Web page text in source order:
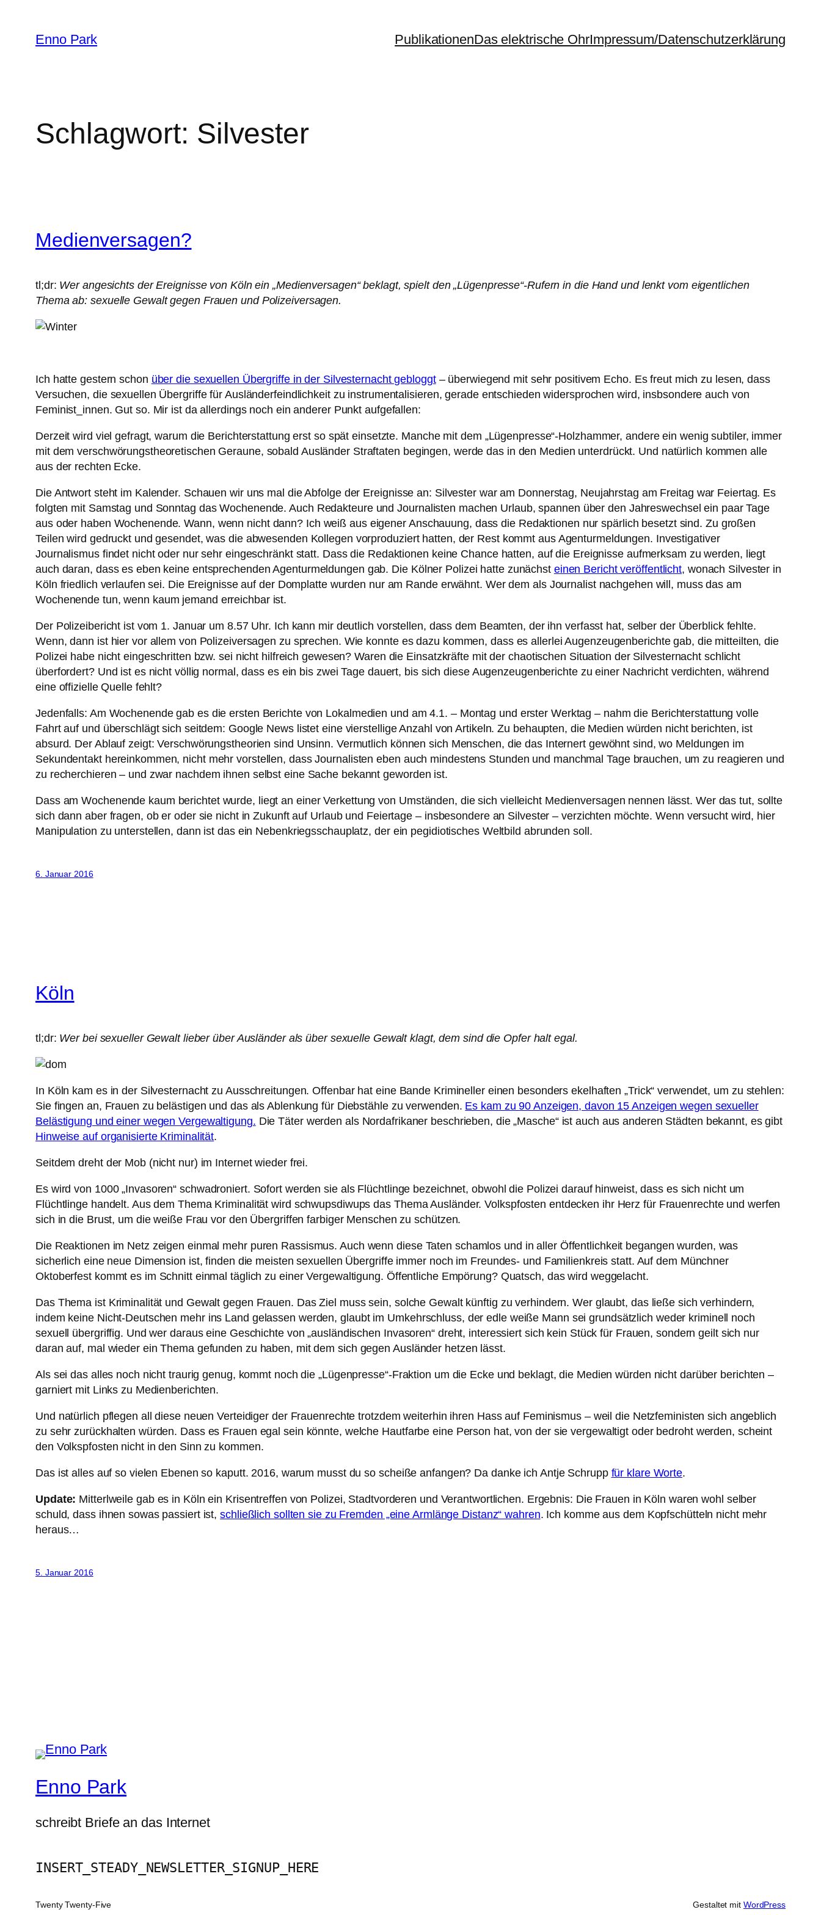
Inhalt
springen
Enno Park PublikationenDas elektrische OhrImpressum/Datenschutzerklärung
Schlagwort: Silvester
Medienversagen?
tl;dr: Wer angesichts der Ereignisse von Köln ein „Medienversagen“ beklagt, spielt den „Lügenpresse“-Rufern in die Hand und lenkt vom eigentlichen
Thema ab: sexuelle Gewalt gegen Frauen und Polizeiversagen.
Ich hatte gestern schon über die sexuellen Übergriffe in der Silvesternacht gebloggt– überwiegend mit sehr positivem Echo. Es freut mich zu lesen, dass
Versuchen, die sexuellen Übergriffe für Ausländerfeindlichkeit zu instrumentalisieren, gerade entschieden widersprochen wird, insbsondere auch von
Feminist_innen. Gut so. Mir ist da allerdings noch ein anderer Punkt aufgefallen:
Derzeit wird viel gefragt, warum die Berichterstattung erst so spät einsetzte. Manche mit dem „Lügenpresse“-Holzhammer, andere ein wenig subtiler, immer
mit dem verschwörungstheoretischen Geraune, sobald Ausländer Straftaten begingen, werde das in den Medien unterdrückt. Und natürlich kommen alle
aus der rechten Ecke.
Die Antwort steht im Kalender. Schauen wir uns mal die Abfolge der Ereignisse an: Silvester war am Donnerstag, Neujahrstag am Freitag war Feiertag. Es
folgten mit Samstag und Sonntag das Wochenende. Auch Redakteure und Journalisten machen Urlaub, spannen über den Jahreswechsel ein paar Tage
aus oder haben Wochenende. Wann, wenn nicht dann? Ich weiß aus eigener Anschauung, dass die Redaktionen nur spärlich besetzt sind. Zu großen
Teilen wird gedruckt und gesendet, was die abwesenden Kollegen vorproduziert hatten, der Rest kommt aus Agenturmeldungen. Investigativer
Journalismus findet nicht oder nur sehr eingeschränkt statt. Dass die Redaktionen keine Chance hatten, auf die Ereignisse aufmerksam zu werden, liegt
auch daran, dass es eben keine entsprechenden Agenturmeldungen gab. Die Kölner Polizei hatte zunächst einen Bericht veröffentlicht, wonach Silvester in
Köln friedlich verlaufen sei. Die Ereignisse auf der Domplatte wurden nur am Rande erwähnt. Wer dem als Journalist nachgehen will, muss das am
Wochenende tun, wenn kaum jemand erreichbar ist.
Der Polizeibericht ist vom 1. Januar um 8.57 Uhr. Ich kann mir deutlich vorstellen, dass dem Beamten, der ihn verfasst hat, selber der Überblick fehlte.
Wenn, dann ist hier vor allem von Polizeiversagen zu sprechen. Wie konnte es dazu kommen, dass es allerlei Augenzeugenberichte gab, die mitteilten, die
Polizei habe nicht eingeschritten bzw. sei nicht hilfreich gewesen? Waren die Einsatzkräfte mit der chaotischen Situation der Silvesternacht schlicht
überfordert? Und ist es nicht völlig normal, dass es ein bis zwei Tage dauert, bis sich diese Augenzeugenberichte zu einer Nachricht verdichten, während
eine offizielle Quelle fehlt?
Jedenfalls: Am Wochenende gab es die ersten Berichte von Lokalmedien und am 4.1. – Montag und erster Werktag – nahm die Berichterstattung volle
Fahrt auf und überschlägt sich seitdem: Google News listet eine vierstellige Anzahl von Artikeln. Zu behaupten, die Medien würden nicht berichten, ist
absurd. Der Ablauf zeigt: Verschwörungstheorien sind Unsinn. Vermutlich können sich Menschen, die das Internert gewöhnt sind, wo Meldungen im
Sekundentakt hereinkommen, nicht mehr vorstellen, dass Journalisten eben auch mindestens Stunden und manchmal Tage brauchen, um zu reagieren und
zu recherchieren – und zwar nachdem ihnen selbst eine Sache bekannt geworden ist.
Dass am Wochenende kaum berichtet wurde, liegt an einer Verkettung von Umständen, die sich vielleicht Medienversagen nennen lässt. Wer das tut, sollte
sich dann aber fragen, ob er oder sie nicht in Zukunft auf Urlaub und Feiertage – insbesondere an Silvester – verzichten möchte. Wenn versucht wird, hier
Manipulation zu unterstellen, dann ist das ein Nebenkriegsschauplatz, der ein pegidiotisches Weltbild abrunden soll.
6. Januar 2016
Köln
tl;dr: Wer bei sexueller Gewalt lieber über Ausländer als über sexuelle Gewalt klagt, dem sind die Opfer halt egal.
In Köln kam es in der Silvesternacht zu Ausschreitungen. Offenbar hat eine Bande Krimineller einen besonders ekelhaften „Trick“ verwendet, um zu stehlen:
Sie fingen an, Frauen zu belästigen und das als Ablenkung für Diebstähle zu verwenden. Es kam zu 90 Anzeigen, davon 15 Anzeigen wegen sexueller
Belästigung und einer wegen Vergewaltigung. Die Täter werden als Nordafrikaner beschrieben, die „Masche“ ist auch aus anderen Städten bekannt, es gibt
Hinweise auf organisierte Kriminalität.
Seitdem dreht der Mob (nicht nur) im Internet wieder frei.
Es wird von 1000 „Invasoren“ schwadroniert. Sofort werden sie als Flüchtlinge bezeichnet, obwohl die Polizei darauf hinweist, dass es sich nicht um
Flüchtlinge handelt. Aus dem Thema Kriminalität wird schwupsdiwups das Thema Ausländer. Volkspfosten entdecken ihr Herz für Frauenrechte und werfen
sich in die Brust, um die weiße Frau vor den Übergriffen farbiger Menschen zu schützen.
Die Reaktionen im Netz zeigen einmal mehr puren Rassismus. Auch wenn diese Taten schamlos und in aller Öffentlichkeit begangen wurden, was
sicherlich eine neue Dimension ist, finden die meisten sexuellen Übergriffe immer noch im Freundes- und Familienkreis statt. Auf dem Münchner
Oktoberfest kommt es im Schnitt einmal täglich zu einer Vergewaltigung. Öffentliche Empörung? Quatsch, das wird weggelacht.
Das Thema ist Kriminalität und Gewalt gegen Frauen. Das Ziel muss sein, solche Gewalt künftig zu verhindern. Wer glaubt, das ließe sich verhindern,
indem keine Nicht-Deutschen mehr ins Land gelassen werden, glaubt im Umkehrschluss, der edle weiße Mann sei grundsätzlich weder kriminell noch
sexuell übergriffig. Und wer daraus eine Geschichte von „ausländischen Invasoren“ dreht, interessiert sich kein Stück für Frauen, sondern geilt sich nur
daran auf, mal wieder ein Thema gefunden zu haben, mit dem sich gegen Ausländer hetzen lässt.
Als sei das alles noch nicht traurig genug, kommt noch die „Lügenpresse“-Fraktion um die Ecke und beklagt, die Medien würden nicht darüber berichten –
garniert mit Links zu Medienberichten.
Und natürlich pflegen all diese neuen Verteidiger der Frauenrechte trotzdem weiterhin ihren Hass auf Feminismus – weil die Netzfeministen sich angeblich
zu sehr zurückhalten würden. Dass es Frauen egal sein könnte, welche Hautfarbe eine Person hat, von der sie vergewaltigt oder bedroht werden, scheint
den Volkspfosten nicht in den Sinn zu kommen.
Das ist alles auf so vielen Ebenen so kaputt. 2016, warum musst du so scheiße anfangen? Da danke ich Antje Schrupp für klare Worte.
Update: Mitterlweile gab es in Köln ein Krisentreffen von Polizei, Stadtvorderen und Verantwortlichen. Ergebnis: Die Frauen in Köln waren wohl selber
schuld, dass ihnen sowas passiert ist,schließlich sollten sie zu Fremden „eine Armlänge Distanz“ wahren. Ich komme aus dem Kopfschütteln nicht mehr
heraus…
5. Januar 2016
Enno Park
schreibt Briefe an das Internet
INSERT_STEADY_NEWSLETTER_SIGNUP_HERE
Twenty Twenty-Five Gestaltet mit WordPress